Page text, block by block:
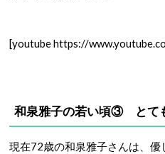
[youtube https://
和泉雅子の若い頃③ とて
現在72歳の和泉雅子さんは、優